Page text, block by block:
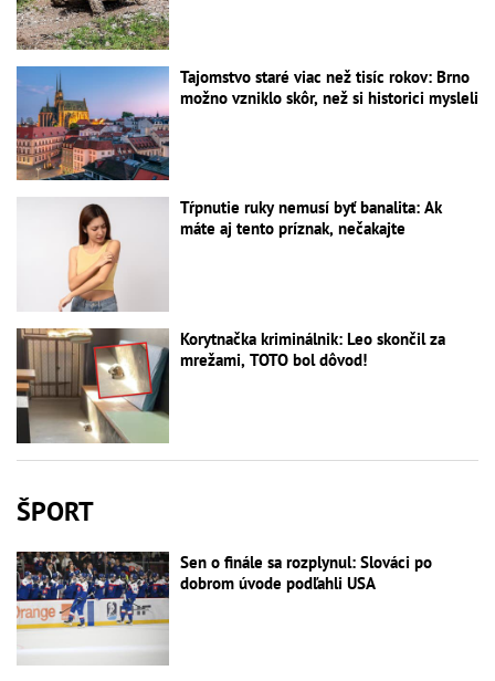
Tajomstvo staré viac než tisíc rokov: Brno
možno vzniklo skôr, než si historici mysleli
Tŕpnutie ruky nemusí byť banalita: Ak
máte aj tento príznak, nečakajte
Korytnačka kriminálnik: Leo skončil za
mrežami, TOTO bol dôvod!
ŠPORT
Sen o finále sa rozplynul: Slováci po
dobrom úvode podľahli USA